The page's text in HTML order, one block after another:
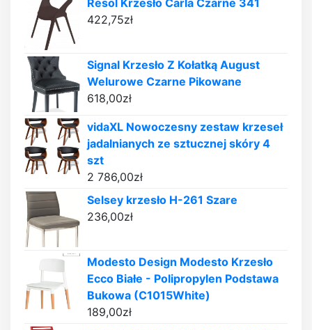
422,75zł
Signal Krzesło Z Kołatką August
Welurowe Czarne Pikowane
618,00zł
vidaXL Nowoczesny zestaw krzeseł
jadalnianych ze sztucznej skóry 4
szt
2 786,00zł
Selsey krzesło H-261 Szare
236,00zł
Modesto Design Modesto Krzesło
Ecco Białe - Polipropylen Podstawa
Bukowa (C1015White)
189,00zł